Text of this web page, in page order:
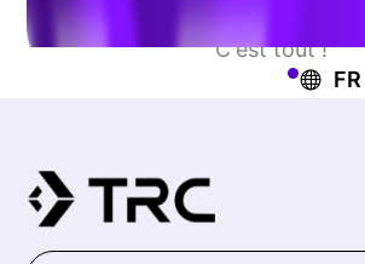
FR
C'est tout !